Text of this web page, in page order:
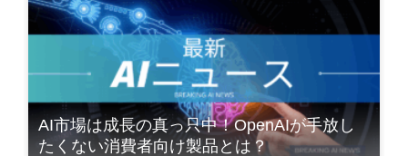
AI市場は成長の真っ只中！OpenAIが手放し
たくない消費者向け製品とは？